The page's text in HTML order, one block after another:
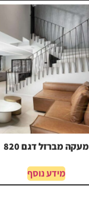
מעקה מברזל דגם 820
מידע נוסף